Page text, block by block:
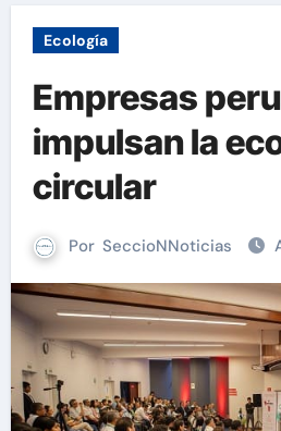
Ecología
Empresas
impulsan la
circular
Por SeccioNNoticias